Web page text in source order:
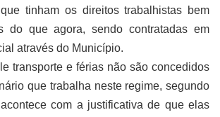
tinham os direitos trabalhistas bem
do que agora, sendo contratadas em
através do Município.
transporte e férias não são concedidos
que trabalha neste regime, segundo
com a justificativa de que elas